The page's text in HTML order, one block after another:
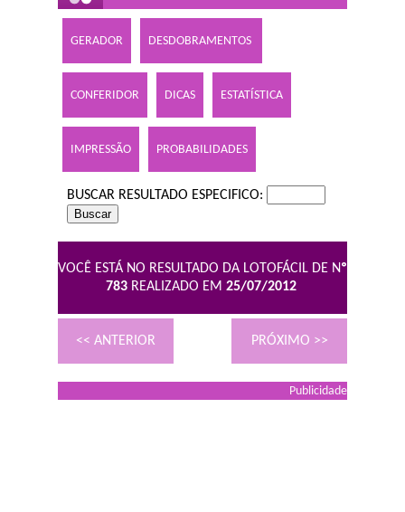
GERADOR DESDOBRAMENTOS
CONFERIDOR DICAS ESTATÍSTICA
IMPRESSÃO PROBABILIDADES
BUSCAR RESULTADO ESPECIFICO:
VOCÊ ESTÁ NO RESULTADO DA LOTOFÁCIL DE Nº
783 REALIZADO EM 25/07/2012
<< ANTERIOR PRÓXIMO >>
Publicidade